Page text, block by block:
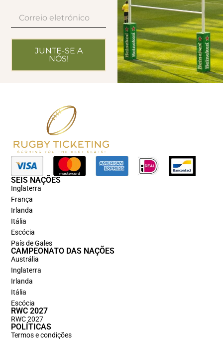
JUNTE-SE A
NÓS!
SEIS NAÇÕES
Inglaterra
França
Irlanda
Itália
Escócia
País de Gales
CAMPEONATO DAS NAÇÕES
Austrália
Inglaterra
Irlanda
Itália
Escócia
RWC 2027
RWC 2027
POLÍTICAS
Termos e condições